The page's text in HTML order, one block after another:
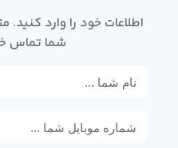
اطلاعات خود را وارد
شما تماس